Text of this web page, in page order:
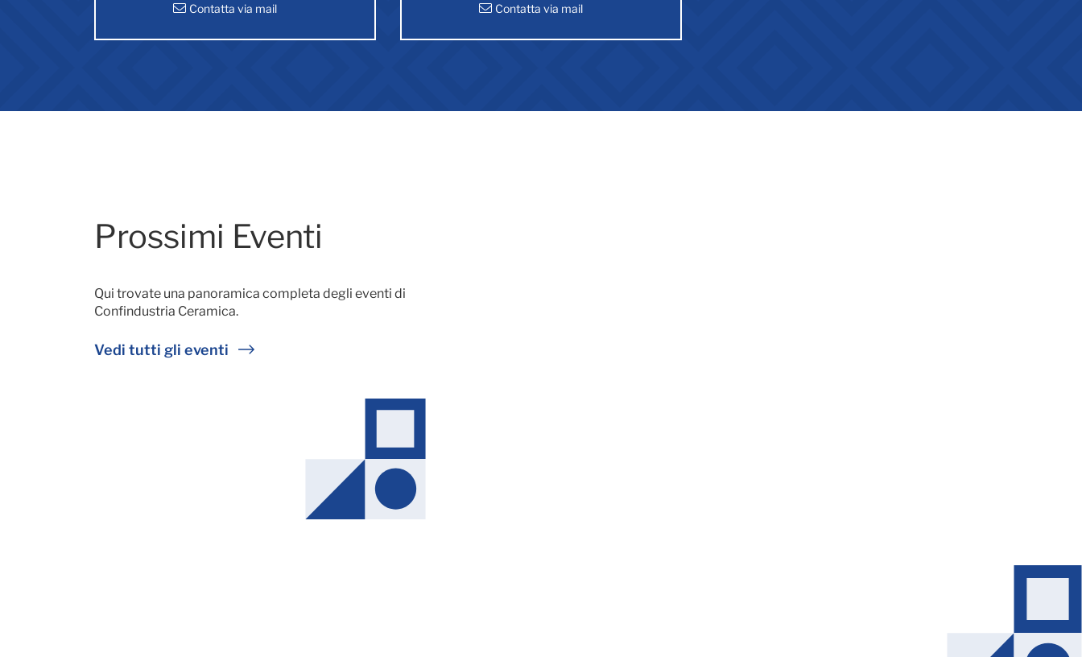
Contatta via mail Contatta via mail
Prossimi Eventi
Qui trovate una panoramica completa degli eventi di
Confindustria Ceramica.
Vedi tutti gli eventi